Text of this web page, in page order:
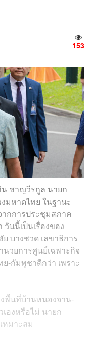
153
น ชาญวีรกูล นายก
มหาดไทย ในฐานะ
ากการประชุมสภาค
นนี้เป็นเรื่องของ
บางชวด เลขาธิการ
วยการศูนย์เฉพาะกิจ
-กัมพูชาดีกว่า เพราะ
พื้นที่บ้านหนองจาน-
องหรือไม่ นายก
หมาะสม